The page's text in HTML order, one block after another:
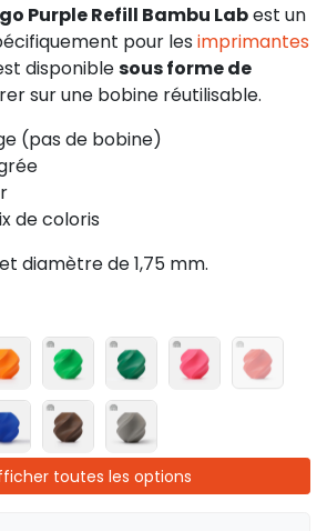
Purple Refill Bambu Labest un
pour les imprimantes
disponiblesous forme de
sur une bobine réutilisable.
(pas de bobine)
de coloris
diamètre de 1,75 mm.
toutes les options